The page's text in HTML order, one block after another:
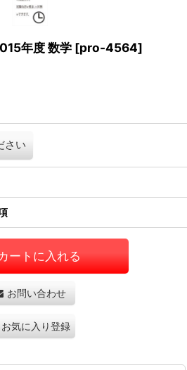
年度 数学 [pro-4564]
さい
ートに入れる
お問い合わせ
お気に入り登録